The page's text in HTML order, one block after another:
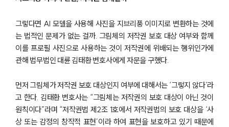
그렇다면 AI 모델을 사용해 사진을 지브리풍 이미지로 변환하는 것에
는 법적인 문제가 없는 걸까. 그림체의 저작권 보호 대상 여부와 함께
이를 프로필 사진으로 사용하는 것이 저작권에 위배되는 행위인가에
관해 법무법인 대륜 김태환 변호사에게 자문을 구했다.
먼저 그림체가 저작권 보호 대상인지 여부에 대해서는 ‘그렇지 않다’라
고 한다. 김태환 변호사는 “그림체는 저작권의 보호 대상이 아닌 것이
원칙이다”라며 “저작권법 제2조 1호에서 저작권법의 보호 대상을 ‘사
상 또는 감정의 창작적 표현’이라 하여 표현을 보호하고 있기 때문에